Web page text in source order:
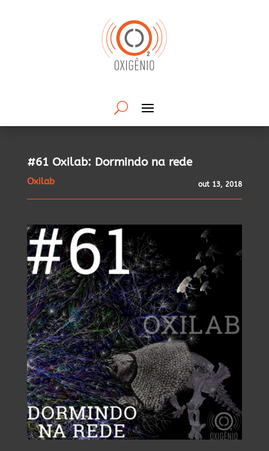
#61 Oxilab: Dormindo na rede
Oxilab out 13, 2018